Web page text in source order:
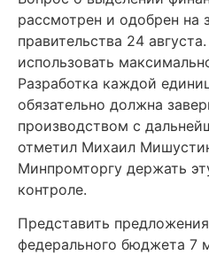
рассмотрен и одобрен на
правительства 24
использовать
Разработка каждой
обязательно должна
производством с
отметил Михаил
Минпромторгу держать
контроле.
Представить
федерального бюджета 7